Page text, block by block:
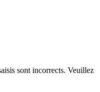
sont incorrects. Veuillez